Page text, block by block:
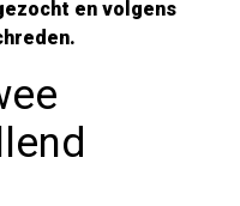
en volgens